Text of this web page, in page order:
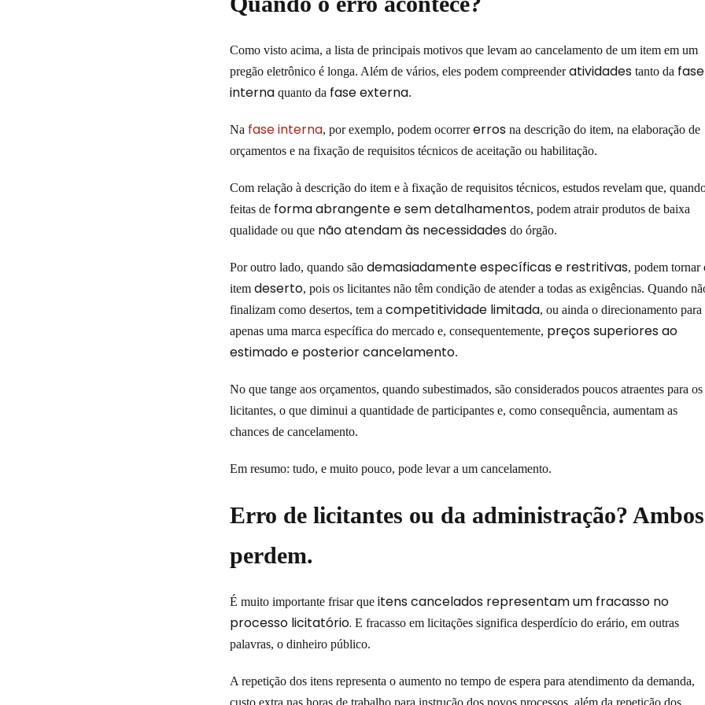
Como visto acima, a lista de principais motivos que levam ao cancelamento de um item em um
pregão eletrônico é longa. Além de vários, eles podem compreenderatividades tanto da fase
interna quanto da fase externa.
Na fase interna, por exemplo, podem ocorrererros na descrição do item, na elaboração de
orçamentos e na fixação de requisitos técnicos de aceitação ou habilitação.
Com relação à descrição do item e à fixação de requisitos técnicos, estudos revelam que,
feitas de forma abrangente e sem detalhamentos, podem atrair produtos de baixa
qualidade ou que não atendam às necessidades do órgão.
Por outro lado, quando sãodemasiadamente específicas e restritivas, podem tornar
itemdeserto, pois os licitantes não têm condição de atender a todas as exigências. Quando
finalizam como desertos, tem acompetitividade limitada, ou ainda o direcionamento para
apenas uma marca específica do mercado e, consequentemente, preços superiores ao
estimado e posterior cancelamento.
No que tange aos orçamentos, quando subestimados, são considerados poucos atraentes para os
licitantes, o que diminui a quantidade de participantes e, como consequência, aumentam as
chances de cancelamento.
Em resumo: tudo, e muito pouco, pode levar a um cancelamento.
Erro de licitantes ou da administração? Ambos
perdem.
É muito importante frisar queitens cancelados representam um fracasso no
processo licitatório.E fracasso em licitações significa desperdício do erário, em outras
palavras, o dinheiro público.
A repetição dos itens representa o aumento no tempo de espera para atendimento da demanda,
custo extra nas horas de trabalho para instrução dos novos processos, além da repetição dos